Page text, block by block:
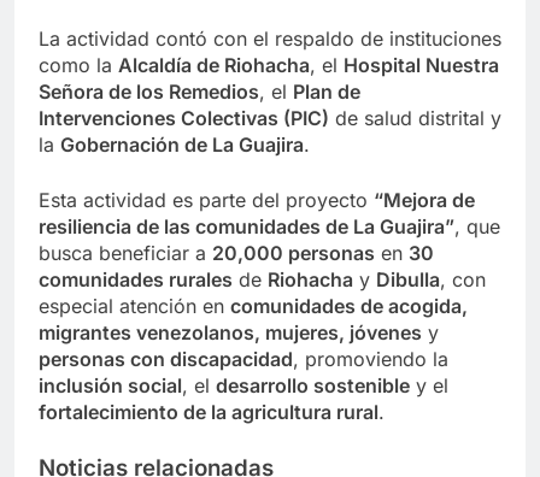
La actividad contó con el respaldo de instituciones
como la Alcaldía de Riohacha, el Hospital Nuestra
Señora de los Remedios, el Plan de
Intervenciones Colectivas (PIC) de salud distrital y
la Gobernación de La Guajira.
Esta actividad es parte del proyecto “Mejora de
resiliencia de las comunidades de La Guajira”, que
busca beneficiar a 20,000 personas en 30
comunidades rurales de Riohacha y Dibulla, con
especial atención en comunidades de acogida,
migrantes venezolanos, mujeres, jóvenes y
personas con discapacidad, promoviendo la
inclusión social, el desarrollo sostenible y el
fortalecimiento de la agricultura rural.
Noticias relacionadas